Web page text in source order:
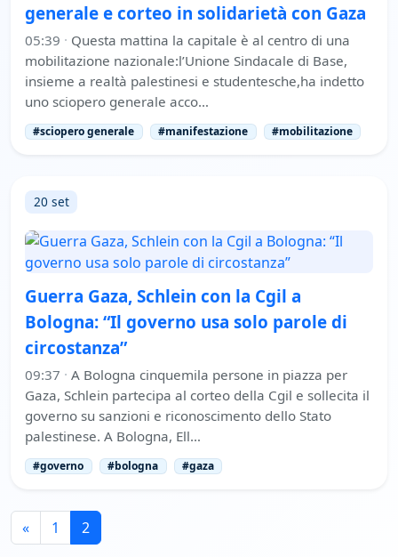
generale e corteo in solidarietà con Gaza
05:39 · Questa mattina la capitale è al centro di una
mobilitazione nazionale:l’Unione Sindacale di Base,
insieme a realtà palestinesi e studentesche,ha indetto
uno sciopero generale acco…
#sciopero generale #manifestazione #mobilitazione
20 set
Guerra Gaza, Schlein con la Cgil a
Bologna: “Il governo usa solo parole di
circostanza”
09:37 · A Bologna cinquemila persone in piazza per
Gaza, Schlein partecipa al corteo della Cgil e sollecita il
governo su sanzioni e riconoscimento dello Stato
palestinese. A Bologna, Ell…
#governo #bologna #gaza
« 1 2